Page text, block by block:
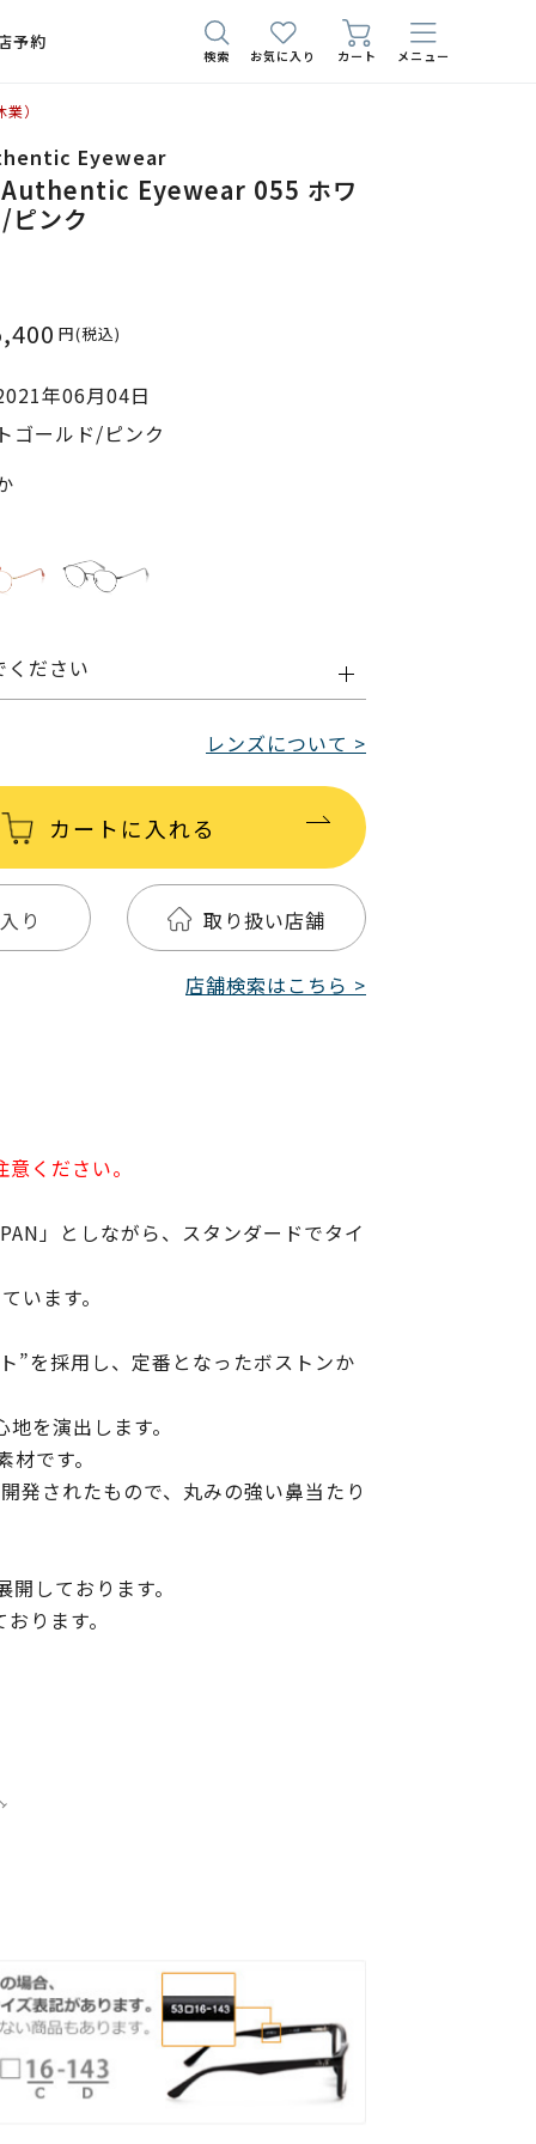
予約
検索 お気に入り カート メニュー
）
Eyewear
Eyewear 055 ホワ
ピンク
円(税込)
年06月04日
ゴールド/ピンク
ください
レンズについて >
カートに入れる
り 取り扱い店舗
店舗検索はこちら >
ください。
」としながら、スタンダードでタイ
います。
”を採用し、定番となったボストンか
を演出します。
です。
されたもので、丸みの強い鼻当たり
しております。
ります。